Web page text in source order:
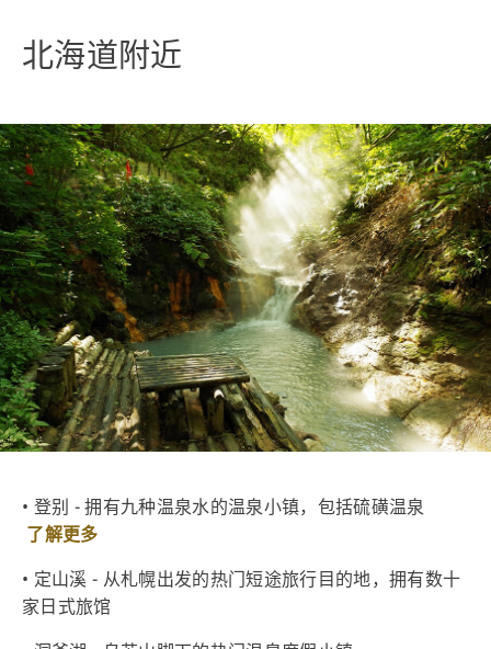
北海道附近
• 登别 - 拥有九种温泉水的温泉小镇，包括硫磺温泉
了解更多
• 定山溪 - 从札幌出发的热门短途旅行目的地，拥有数十
家日式旅馆